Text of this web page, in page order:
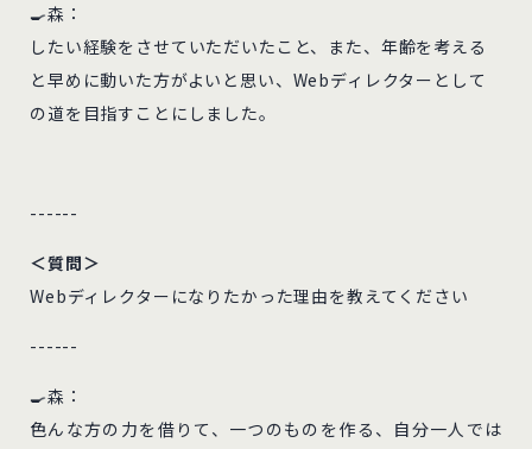
🍳森：
したい経験をさせていただいたこと、また、年齢を考える
と早めに動いた方がよいと思い、Webディレクターとして
の道を目指すことにしました。
------
＜質問＞
Webディレクターになりたかった理由を教えてください
------
🍳森：
色んな方の力を借りて、一つのものを作る、自分一人では